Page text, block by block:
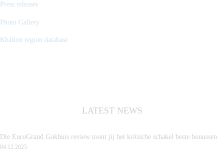
Press releases
Photo Gallery
Khatlon region database
LATEST NEWS
Die EuroGrand Gokhuis review toont jij het kritische schakel beste bonussen
04.12.2025